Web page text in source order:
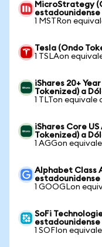
MicroStrategy
estadounidense
1 MSTRon
Tesla (Ondo
1 TSLAon
iShares 20+
Tokenized) a
1 TLTon equivale
iShares Core
Tokenized) a
1 AGGon equivale
Alphabet Class
estadounidense
1 GOOGLon
SoFi
estadounidense
1 SOFIon equivale